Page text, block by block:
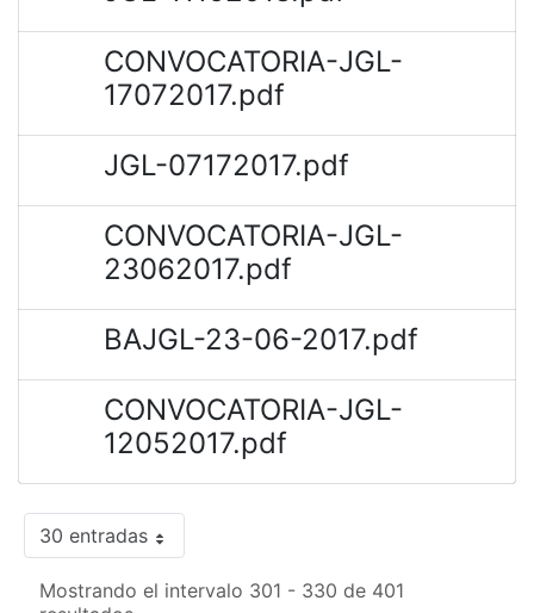
CONVOCATORIA-JGL-
17072017.pdf
JGL-07172017.pdf
CONVOCATORIA-JGL-
23062017.pdf
BAJGL-23-06-2017.pdf
CONVOCATORIA-JGL-
12052017.pdf
30 entradas
Mostrando el intervalo 301 - 330 de 401